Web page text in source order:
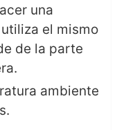
una
el mismo
de la parte
ambiente